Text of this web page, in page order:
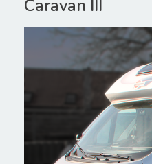
Caravan III